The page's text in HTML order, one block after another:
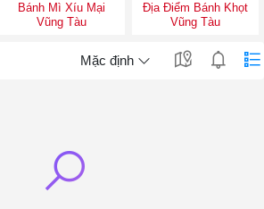
Bánh Mì Xíu Mại
Vũng Tàu
Địa Điểm Bánh Khọt
Vũng Tàu
Mặc định